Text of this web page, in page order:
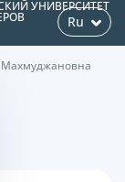
УНИВЕРСИТЕТ
Ru